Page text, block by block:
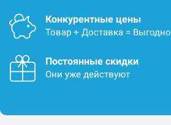
Конкурентные цены
Товар + Доставка = Выгодно
Постоянные скидки
Они уже действуют